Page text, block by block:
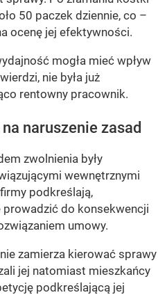
50 paczek dziennie, co –
ocenę jej efektywności.
mogła mieć wpływ
nie była już
rentowny pracownik.
naruszenie zasad
zwolnienia były
wewnętrznymi
podkreślają,
prowadzić do konsekwencji
umowy.
zamierza kierować sprawy
jej natomiast mieszkańcy
podkreślającą jej